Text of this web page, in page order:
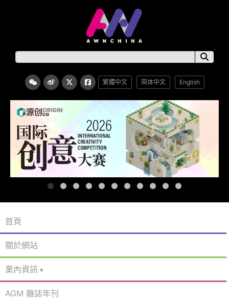
繁體中文 简体中文 English
首頁
關於網站
業內資訊
AGM 雜誌年刊